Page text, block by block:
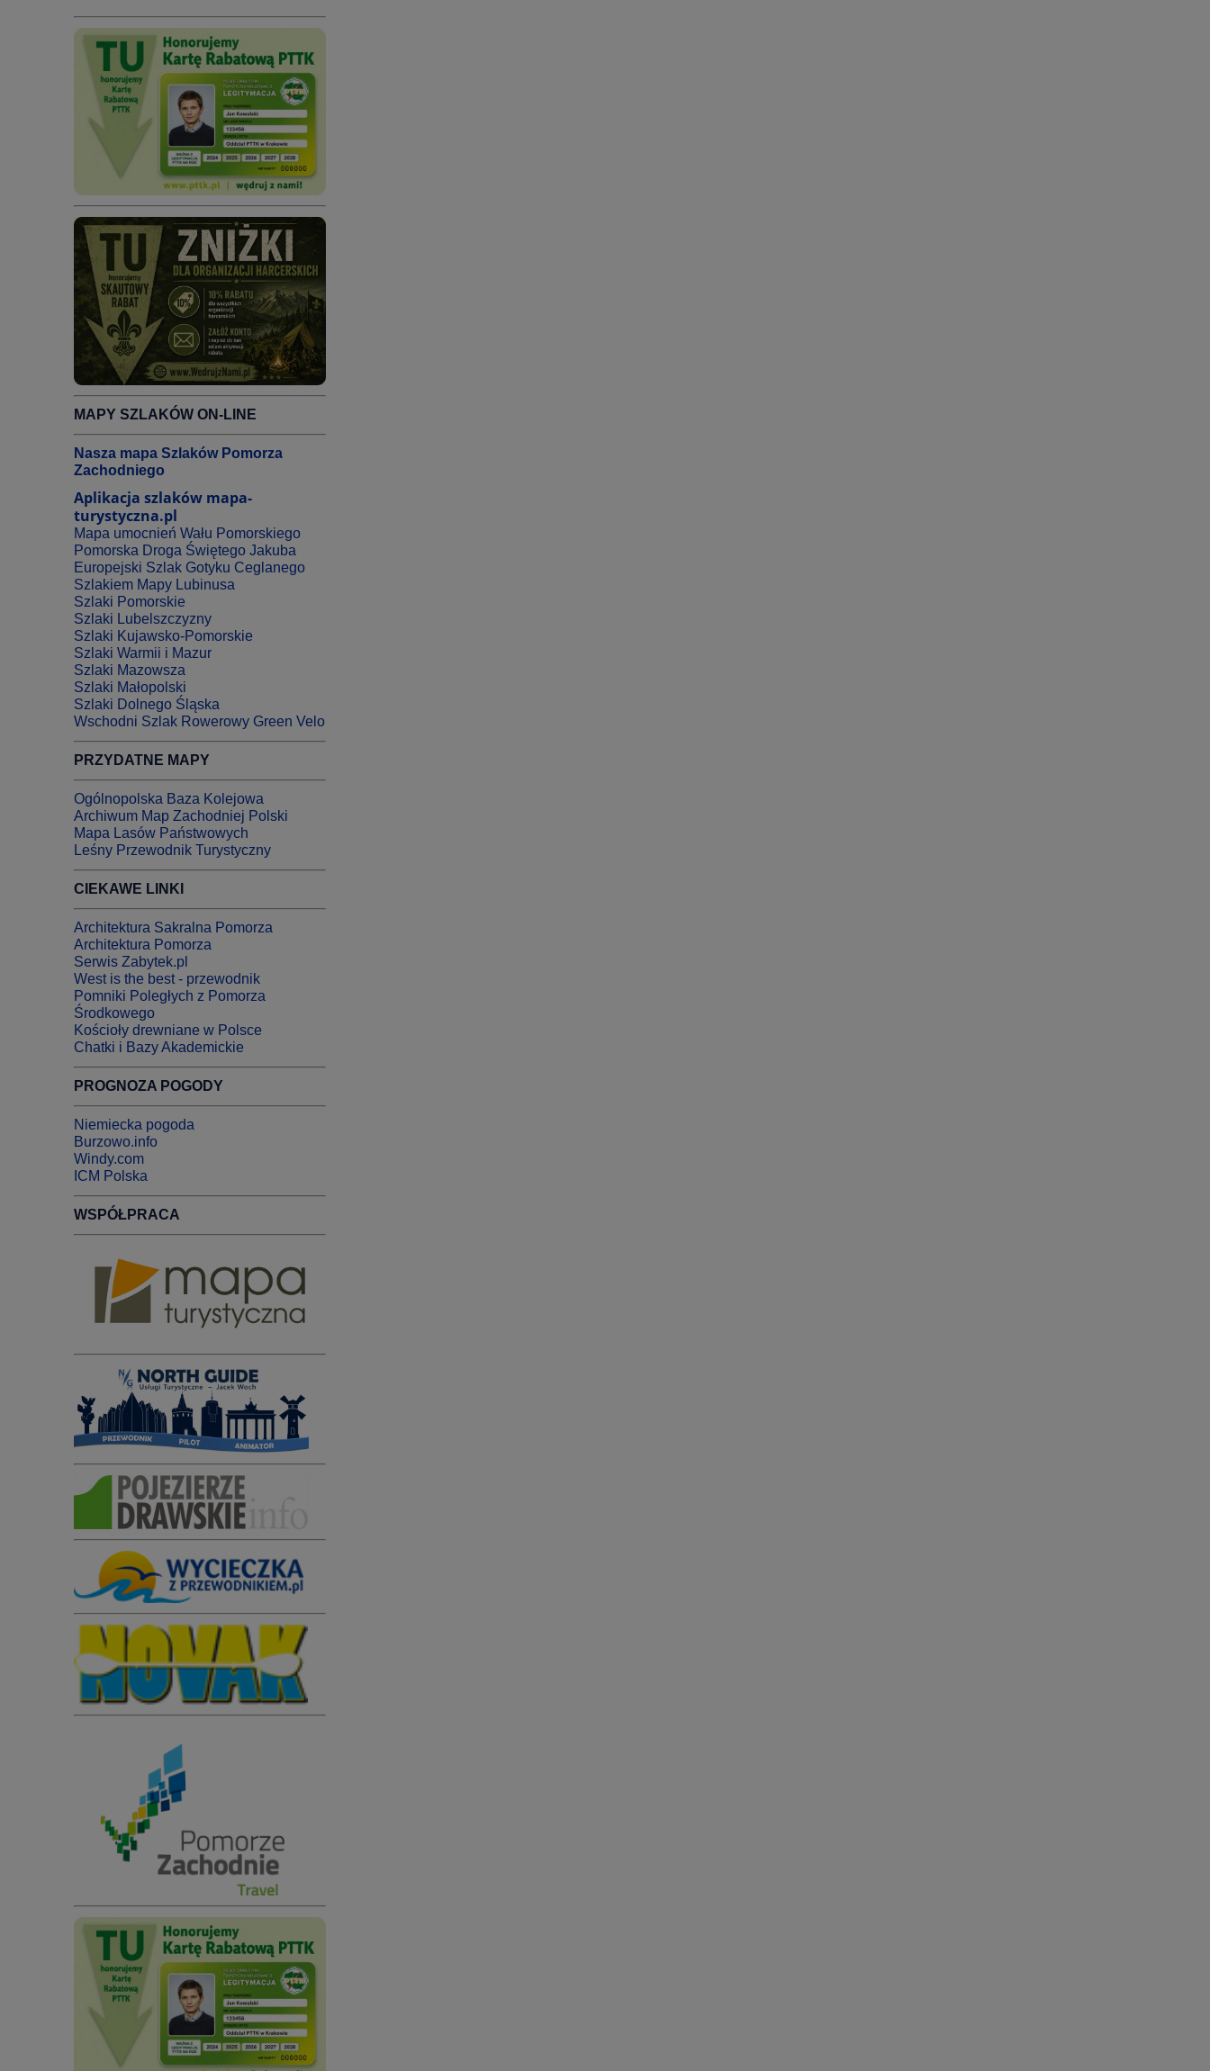
MAPY SZLAKÓW ON-LINE
Nasza mapa Szlaków Pomorza
Zachodniego
Aplikacja szlaków mapa-
turystyczna.pl
Mapa umocnień Wału Pomorskiego
Pomorska Droga Świętego Jakuba
Europejski Szlak Gotyku Ceglanego
Szlakiem Mapy Lubinusa
Szlaki Pomorskie
Szlaki Lubelszczyzny
Szlaki Kujawsko-Pomorskie
Szlaki Warmii i Mazur
Szlaki Mazowsza
Szlaki Małopolski
Szlaki Dolnego Śląska
Wschodni Szlak Rowerowy Green Velo
PRZYDATNE MAPY
Ogólnopolska Baza Kolejowa
Archiwum Map Zachodniej Polski
Mapa Lasów Państwowych
Leśny Przewodnik Turystyczny
CIEKAWE LINKI
Architektura Sakralna Pomorza
Architektura Pomorza
Serwis Zabytek.pl
West is the best - przewodnik
Pomniki Poległych z Pomorza
Środkowego
Kościoły drewniane w Polsce
Chatki i Bazy Akademickie
PROGNOZA POGODY
Niemiecka pogoda
Burzowo.info
Windy.com
ICM Polska
WSPÓŁPRACA